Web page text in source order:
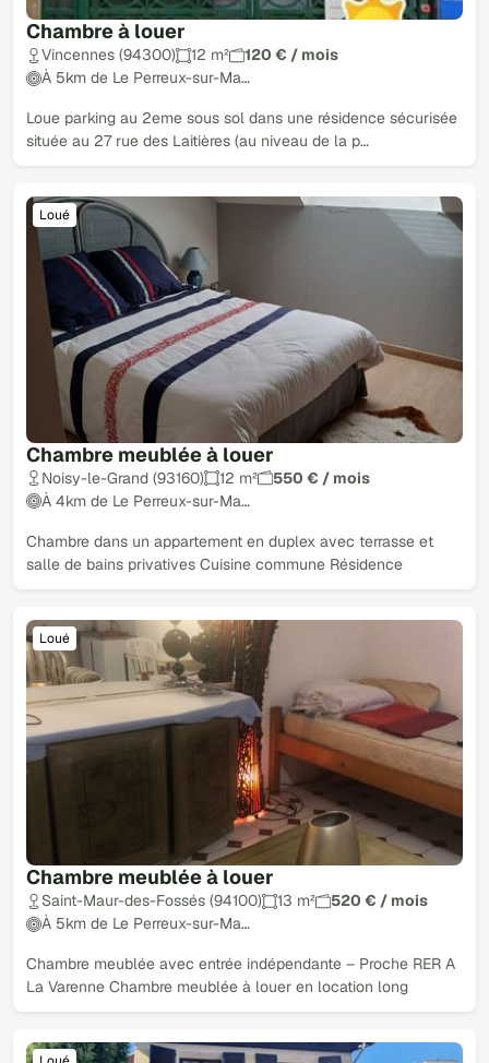
Chambre à louer
Vincennes (94300) 12 m²
120 € / mois
À 5km de Le Perreux-sur-Ma…
Loue parking au 2eme sous sol dans une résidence sécurisée
située au 27 rue des Laitières (au niveau de la p…
Chambre meublée à louer
Loué
Noisy-le-Grand (93160) 12 m²
550 € / mois
À 4km de Le Perreux-sur-Ma…
Chambre dans un appartement en duplex avec terrasse et
salle de bains privatives Cuisine commune Résidence
Chambre meublée à louer
Loué
Saint-Maur-des-Fossés (94100) 13 m²
520 € / mois
À 5km de Le Perreux-sur-Ma…
Chambre meublée avec entrée indépendante – Proche RER A
La Varenne Chambre meublée à louer en location long